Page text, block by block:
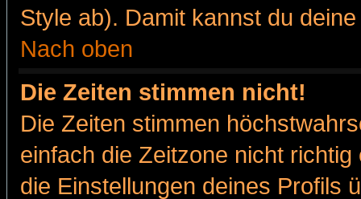
Style ab). Damit kannst du
Nach oben
Die Zeiten stimmen nicht!
Die Zeiten stimmen
einfach die Zeitzone nicht
die Einstellungen deines Profils